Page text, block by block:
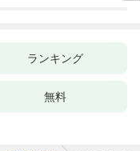
ランキング
無料